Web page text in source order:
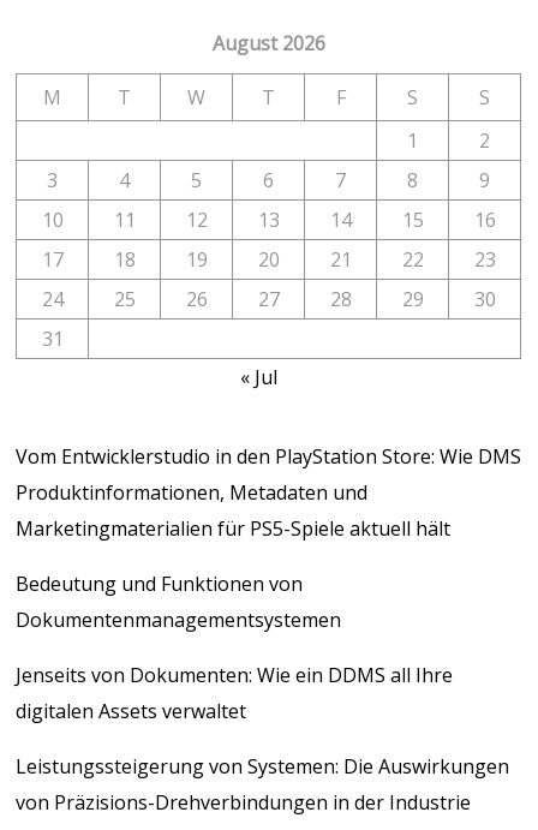
August 2026
M T W T F S
S
1
2
3
4 5 6 7 8
9
10
11 12 13 14 15
16
17
18 19 20 21 22
23
24
25 26 27 28 29
30
31
« Jul
Vom Entwicklerstudio in den PlayStation Store: Wie DMS
Produktinformationen, Metadaten und
Marketingmaterialien für PS5-Spiele aktuell hält
Bedeutung und Funktionen von
Dokumentenmanagementsystemen
Jenseits von Dokumenten: Wie ein DDMS all Ihre
digitalen Assets verwaltet
Leistungssteigerung von Systemen: Die Auswirkungen
von Präzisions-Drehverbindungen in der Industrie